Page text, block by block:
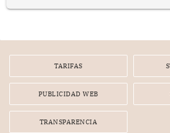
por la frustrada realización de un meet
TARIFAS
PUBLICIDAD WEB
TRANSPARENCIA